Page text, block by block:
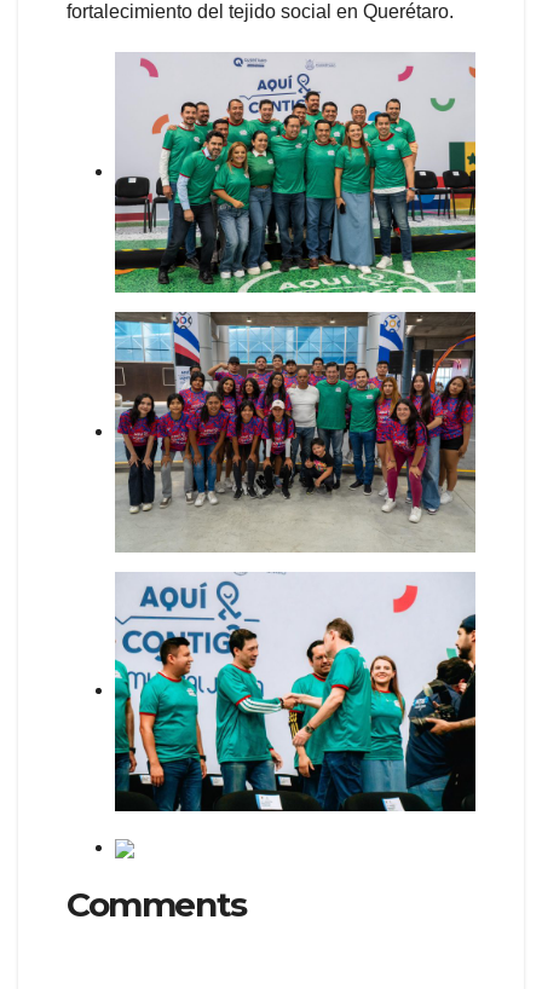
fortalecimiento del tejido social en Querétaro.
Comments